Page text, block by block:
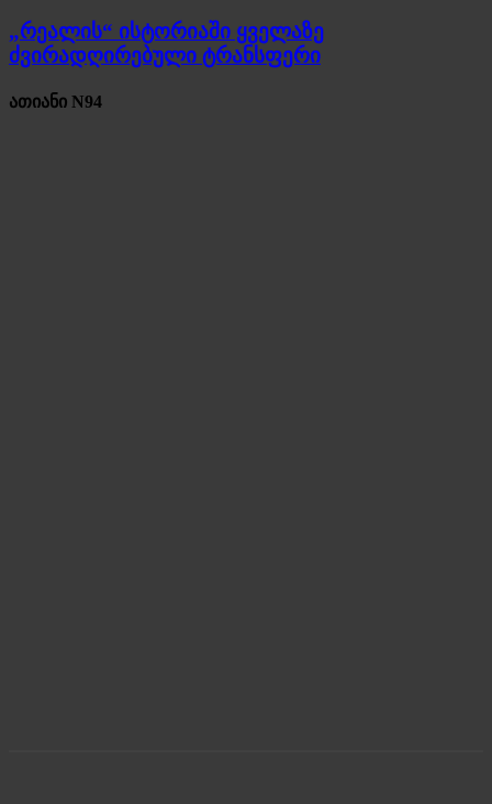
„რეალის“ ისტორიაში ყველაზე
ძვირადღირებული ტრანსფერი
ათიანი N94